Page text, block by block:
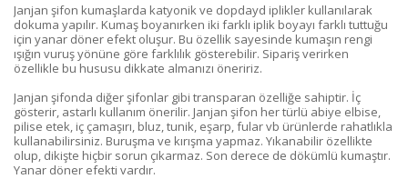
Janjan şifon kumaşlarda katyonik ve dopdayd iplikler kullanılarak
dokuma yapılır. Kumaş boyanırken iki farklı iplik boyayı farklı tuttuğu
için yanar döner efekt oluşur. Bu özellik sayesinde kumaşın rengi
ışığın vuruş yönüne göre farklılık gösterebilir. Sipariş verirken
özellikle bu hususu dikkate almanızı öneririz.
Janjan şifonda diğer şifonlar gibi transparan özelliğe sahiptir. İç
gösterir, astarlı kullanım önerilir. Janjan şifon her türlü abiye elbise,
pilise etek, iç çamaşırı, bluz, tunik, eşarp, fular vb ürünlerde rahatlıkla
kullanabilirsiniz. Buruşma ve kırışma yapmaz. Yıkanabilir özellikte
olup, dikişte hiçbir sorun çıkarmaz. Son derece de dökümlü kumaştır.
Yanar döner efekti vardır.